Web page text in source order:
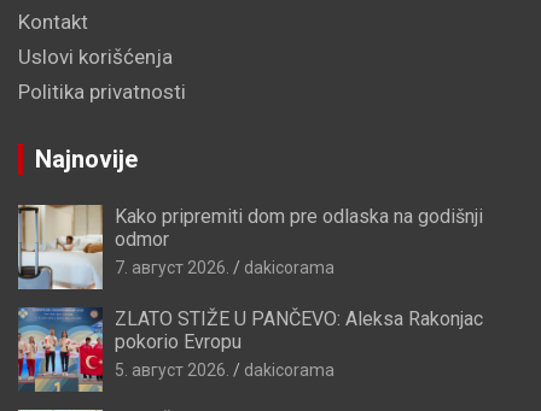
Kontakt
Uslovi korišćenja
Politika privatnosti
Najnovije
Kako pripremiti dom pre odlaska na godišnji
odmor
7. август 2026. dakicorama
ZLATO STIŽE U PANČEVO: Aleksa Rakonjac
pokorio Evropu
5. август 2026. dakicorama